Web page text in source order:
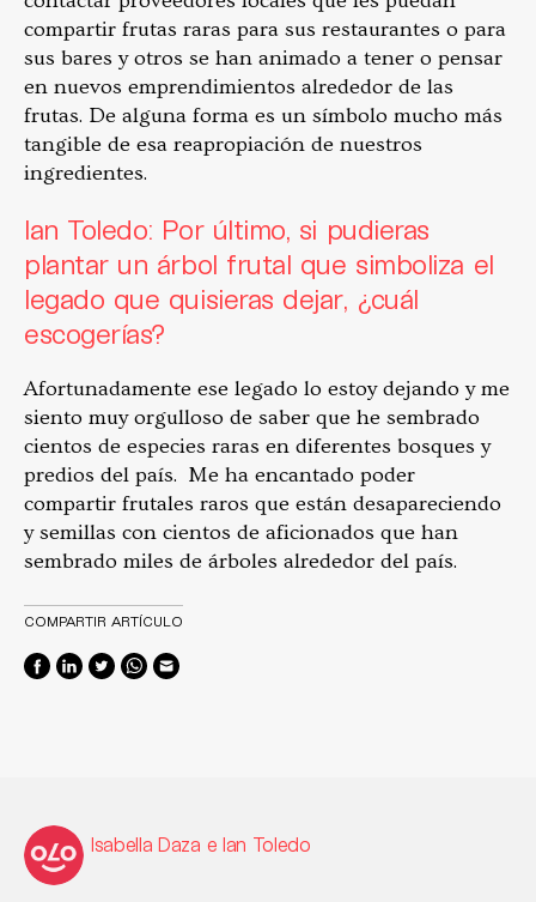
compartir frutas raras para sus restaurantes o para
sus bares y otros se han animado a tener o pensar
en nuevos emprendimientos alrededor de las
frutas. De alguna forma es un símbolo mucho más
tangible de esa reapropiación de nuestros
ingredientes.
Ian Toledo: Por último, si pudieras
plantar un árbol frutal que simboliza el
legado que quisieras dejar, ¿cuál
escogerías?
Afortunadamente ese legado lo estoy dejando y me
siento muy orgulloso de saber que he sembrado
cientos de especies raras en diferentes bosques y
predios del país. Me ha encantado poder
compartir frutales raros que están desapareciendo
y semillas con cientos de aficionados que han
sembrado miles de árboles alrededor del país.
COMPARTIR ARTÍCULO
Isabella Daza e Ian Toledo